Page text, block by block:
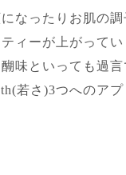
なったりお肌の
ィーが上がって
味といっても過
若さ)3つへのア